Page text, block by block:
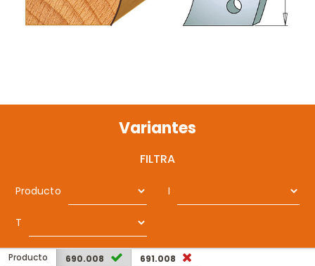
Variantes
FILTRA
Producto I
T
Producto
690.008
691.008